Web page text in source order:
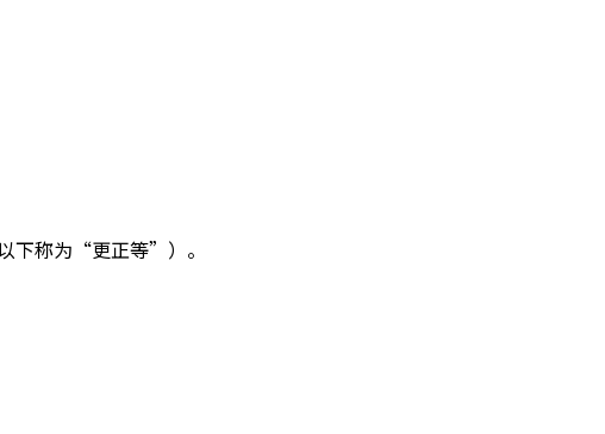
下称为“更正等”）。